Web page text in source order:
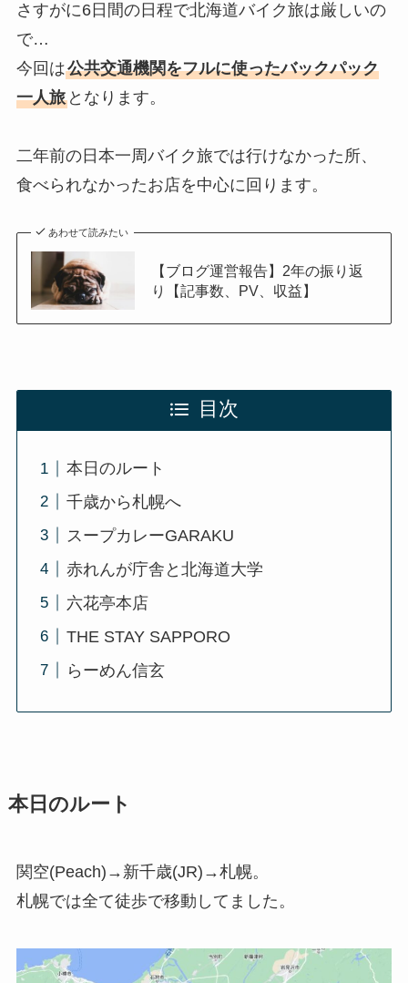
さすがに6日間の日程で北海道バイク旅は厳しいの
で…
今回は公共交通機関をフルに使ったバックパック
一人旅となります。
二年前の日本一周バイク旅では行けなかった所、
食べられなかったお店を中心に回ります。
あわせて読みたい
【ブログ運営報告】2年の振り返
り【記事数、PV、収益】
目次
本日のルート
千歳から札幌へ
スープカレーGARAKU
赤れんが庁舎と北海道大学
六花亭本店
THE STAY SAPPORO
らーめん信玄
本日のルート
関空(Peach)→新千歳(JR)→札幌。
札幌では全て徒歩で移動してました。